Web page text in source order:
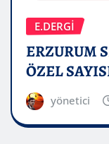
E.DERGİ
ERZURUM
ÖZEL
yönetici